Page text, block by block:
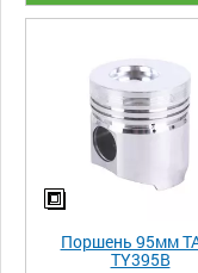
Поршень 95мм
TY395B